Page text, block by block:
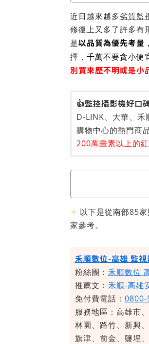
近日越來越多劣質監
修復上又多了許多有
是以品質為優先考量 ，
擇， 千萬不要貪小便
別買來歷不明或是小
👍監控攝影機好口
D-LINK、大華、禾
購物中心的熱門商
200萬畫素以上的
☀ 以下是從南部85
家參考。
禾順數位-高雄 監視
粉絲團： 禾順數位
推薦文： 禾順-高雄
免付費電話：
服務地區： 高雄市
林園、路竹、新興
旗津、前金、鹽埕